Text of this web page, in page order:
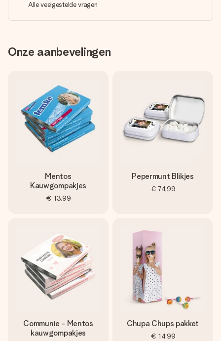
Alle veelgestelde vragen
Onze aanbevelingen
Mentos
Kauwgompakjes
€ 13,99
Pepermunt Blikjes
€ 74,99
Communie - Mentos
kauwgompakjes
Chupa Chups pakket
€ 14,99